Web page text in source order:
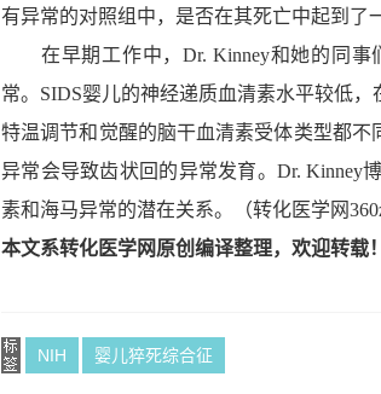
有异常的对照组中，是否在其死亡中起到了
在早期工作中，Dr. Kinney和她的同事
常。SIDS婴儿的神经递质血清素水平较低
特温调节和觉醒的脑干血清素受体类型都
异常会导致齿状回的异常发育。Dr. Kinney
素和海马异常的潜在关系。
（转化医学网
本文系转化医学网原创编译整理，欢迎转载
NIH 婴儿猝死综合征